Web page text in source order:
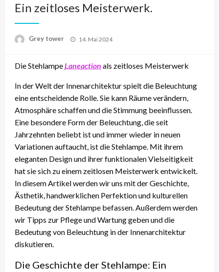
Ein zeitloses Meisterwerk.
Grey tower
Posted
14. Mai 2024
Die StehlampeLaneaction als zeitloses Meisterwerk
In der Welt der Innenarchitektur spielt die Beleuchtung
eine entscheidende Rolle. Sie kann Räume verändern,
Atmosphäre schaffen und die Stimmung beeinflussen.
Eine besondere Form der Beleuchtung, die seit
Jahrzehnten beliebt ist und immer wieder in neuen
Variationen auftaucht, ist die Stehlampe. Mit ihrem
eleganten Design und ihrer funktionalen Vielseitigkeit
hat sie sich zu einem zeitlosen Meisterwerk entwickelt.
In diesem Artikel werden wir uns mit der Geschichte,
Ästhetik, handwerklichen Perfektion und kulturellen
Bedeutung der Stehlampe befassen. Außerdem werden
wir Tipps zur Pflege und Wartung geben und die
Bedeutung von Beleuchtung in der Innenarchitektur
diskutieren.
Die Geschichte der Stehlampe: Ein